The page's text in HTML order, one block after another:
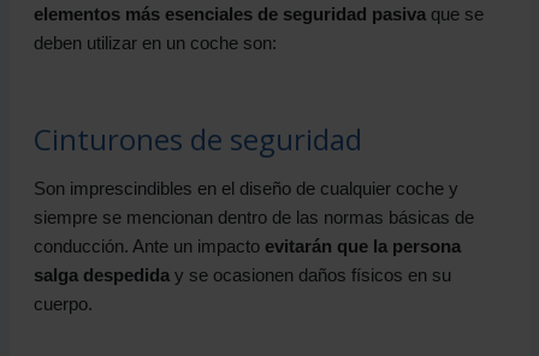
elementos más esenciales de seguridad pasiva que se
deben utilizar en un coche son:
Cinturones de seguridad
Son imprescindibles en el diseño de cualquier coche y
siempre se mencionan dentro de las normas básicas de
conducción. Ante un impactoevitarán que la persona
salga despediday se ocasionen daños físicos en su
cuerpo.